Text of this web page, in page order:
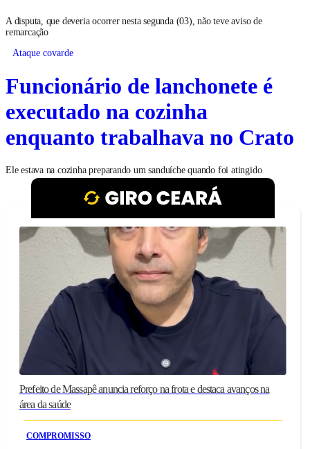
A disputa, que deveria ocorrer nesta segunda (03), não teve aviso de
remarcação
Ataque covarde
Funcionário de lanchonete é
executado na cozinha
enquanto trabalhava no Crato
Ele estava na cozinha preparando um sanduíche quando foi atingido
Prefeito de Massapê anuncia reforço na frota e destaca avanços na
área da saúde
COMPROMISSO